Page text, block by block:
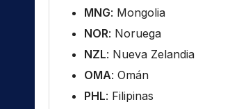
MNG: Mongolia
NOR: Noruega
NZL: Nueva Zelandia
OMA: Omán
PHL: Filipinas